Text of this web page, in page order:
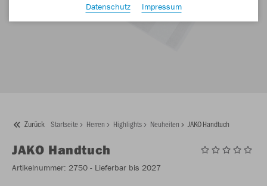
Zurück Startseite Herren Highlights Neuheiten JAKO Handtuch
JAKO Handtuch
Artikelnummer: 2750 - Lieferbar bis 2027
Datenschutz
Impressum